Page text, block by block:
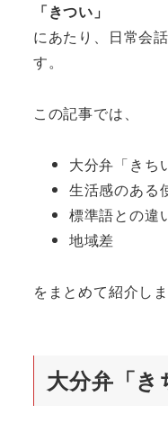
「きつい」
にあたり、日常会
す。
この記事では、
大分弁「きち
生活感のある
標準語との違
地域差
をまとめて紹介しま
大分弁「き